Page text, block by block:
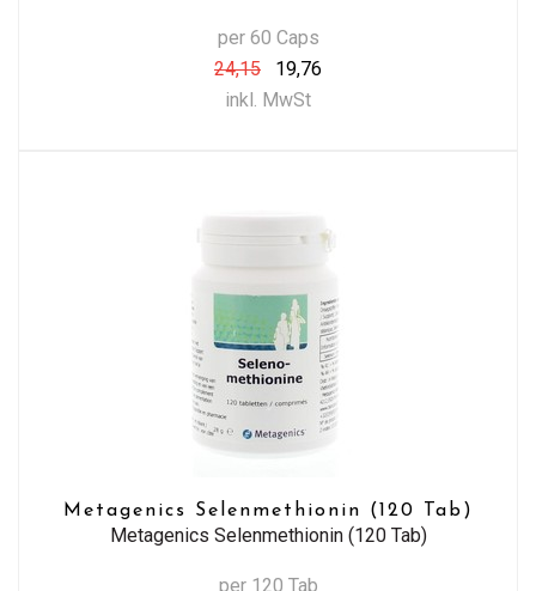
per 60 Caps
24,15
19,76
inkl. MwSt
Metagenics Selenmethionin (120 Tab)
Metagenics Selenmethionin (120 Tab)
per 120 Tab